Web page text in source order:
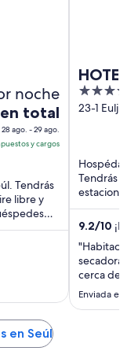
noche
en total
28 ago. - 29 ago.
y cargos
Tendrás
libre y
HOTEL
4
out
23-1 Eulji-
Hospédate
Tendrás a
cerca de
9.2/10
"Habitación
secadora ,
cerca de
es amable."
Enviada el 5
en Seúl